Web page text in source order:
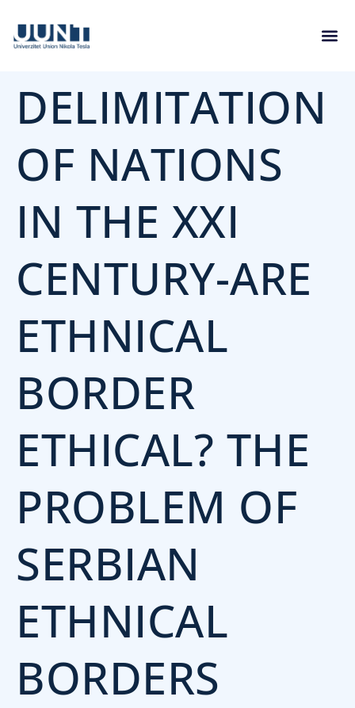
DELIMITATION
OF NATIONS
IN THE XXI
CENTURY-ARE
ETHNICAL
BORDER
ETHICAL? THE
PROBLEM OF
SERBIAN
ETHNICAL
BORDERS